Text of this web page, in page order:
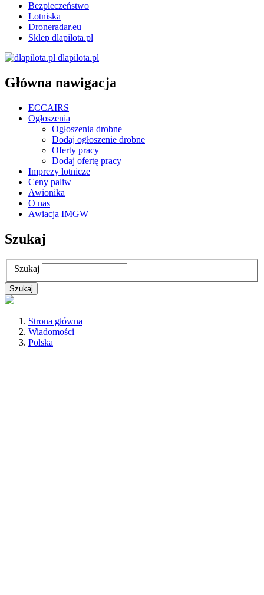
Bezpieczeństwo
Lotniska
Droneradar.eu
Sklep dlapilota.pl
dlapilota.pl
Główna nawigacja
ECCAIRS
Ogłoszenia
Ogłoszenia drobne
Dodaj ogłoszenie drobne
Oferty pracy
Dodaj ofertę pracy
Imprezy lotnicze
Ceny paliw
Awionika
O nas
Awiacja IMGW
Szukaj
Szukaj
Strona główna
Wiadomości
Polska